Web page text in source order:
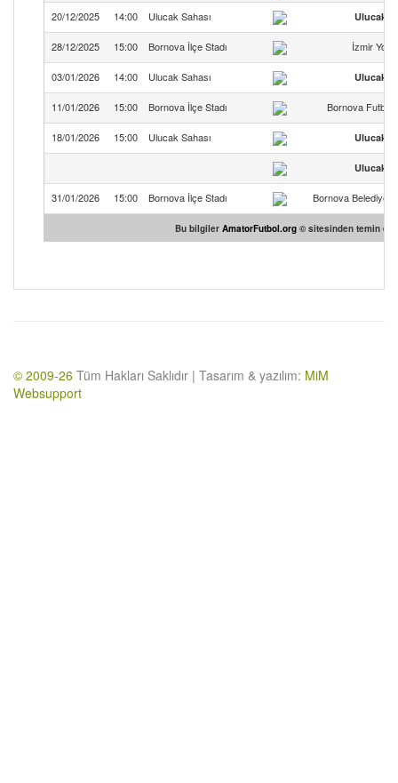
20/12/2025 14:00 Ulucak Sahası
28/12/2025 15:00 Bornova İlçe Stadı İzmir
03/01/2026 14:00 Ulucak Sahası
11/01/2026 15:00 Bornova İlçe Stadı Bornova Futbol
18/01/2026 15:00 Ulucak Sahası
31/01/2026 15:00 Bornova İlçe Stadı Bornova
Bu bilgiler AmatorFutbol.org © sitesinden temin
© 2009-26 Tüm Hakları Saklıdır | Tasarım & yazılım: MiM
Websupport